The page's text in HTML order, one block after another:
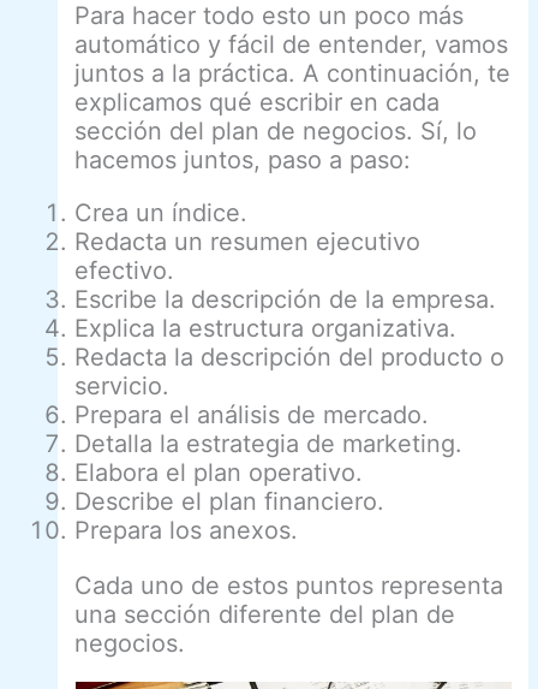
Para hacer todo esto un poco más
automático y fácil de entender, vamos
juntos a la práctica. A continuación, te
explicamos qué escribir en cada
sección del plan de negocios. Sí, lo
hacemos juntos, paso a paso:
Crea un índice.
Redacta un resumen ejecutivo
efectivo.
Escribe la descripción de la empresa.
Explica la estructura organizativa.
Redacta la descripción del producto o
servicio.
Prepara el análisis de mercado.
Detalla la estrategia de marketing.
Elabora el plan operativo.
Describe el plan financiero.
Prepara los anexos.
Cada uno de estos puntos representa
una sección diferente del plan de
negocios.